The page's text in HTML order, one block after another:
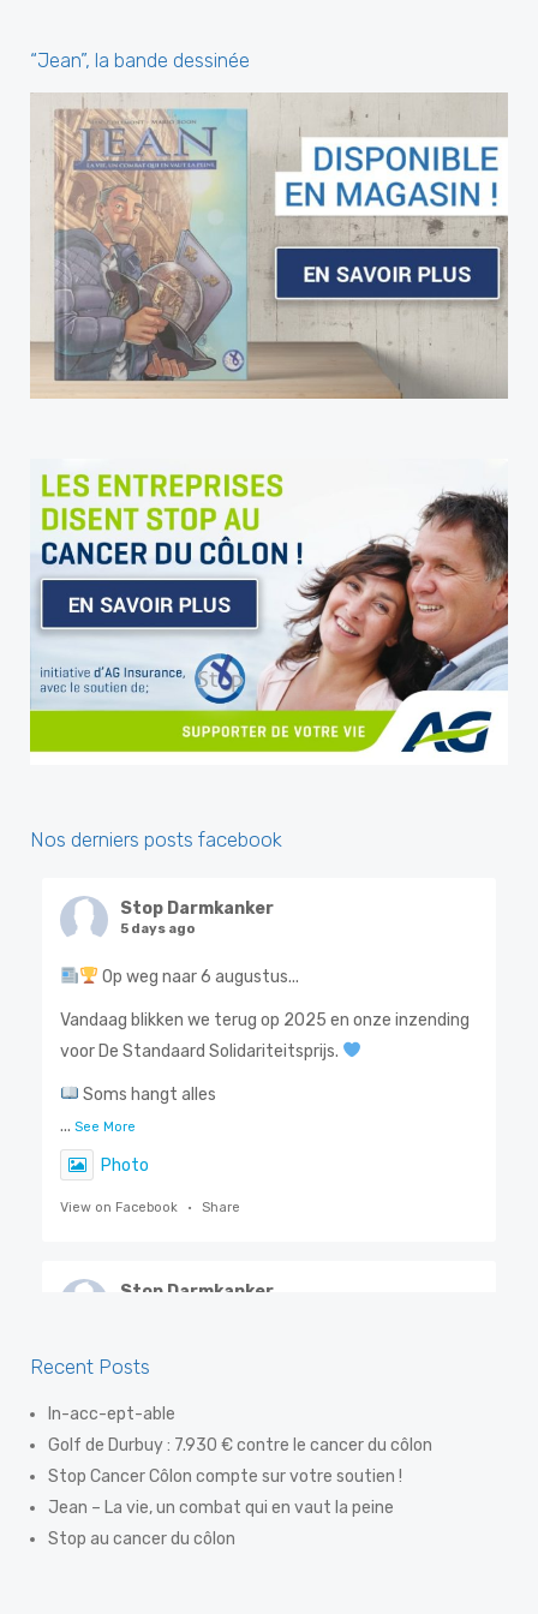
“Jean”, la bande dessinée
Nos derniers posts facebook
Stop Darmkanker
5 days ago
Op weg naar 6 augustus...
Vandaag blikken we terug op 2025 en onze inzending
voor De Standaard Solidariteitsprijs.
Soms hangt alles
... See More
Photo
View on Facebook · Share
Stop Darmkanker
Steven De Smet, ook gekend als 'De Flik', weet als
Dankzij een eenvoudige preventiev
... See More
View on Facebook · Share
Recent Posts
In-acc-ept-able
Golf de Durbuy : 7.930 € contre le cancer du côlon
Stop Cancer Côlon compte sur votre soutien !
Jean – La vie, un combat qui en vaut la peine
Stop au cancer du côlon